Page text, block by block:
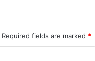
Required fields are marked *